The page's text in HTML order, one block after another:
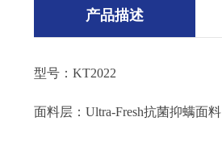
产品描述
型号：KT2022
面料层：Ultra-Fresh抗菌抑螨面料